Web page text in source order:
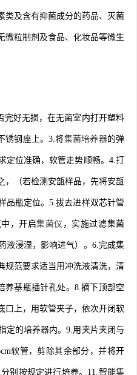
及含有抑菌成分的药品、灭菌
微粒制剂及食品、化妆品等微生
好无损，在无菌室内打开塑料
锈钢座上。3.将集菌培养器的弹
定位准确，软管走势顺畅。4.打
，（若检测安瓿样品，先将安瓿
品瓶定位。5.拔去进样双芯针管
，开启集菌仪 ，实施过滤集菌
液浸湿，影响进气）。6.完成集
规范要求适当用冲洗液清洗，清
养基瓶插针孔处。8.摘下顶部空
口上，用软管夹子，依次开闭软
定的培养器内。9.用夹片夹闭与
软管，剪除其余部分，并将开
别按规定进行培养。11.智能集